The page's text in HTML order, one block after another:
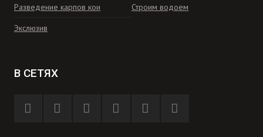
Разведение карпов кои
Строим водоем
Экслюзив
В СЕТЯХ